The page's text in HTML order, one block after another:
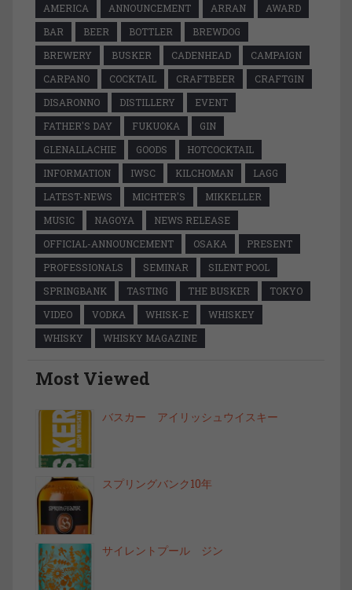
AMERICA ANNOUNCEMENT ARRAN
AWARD
BAR
BEER BOTTLER
BREWDOG
BREWERY
BUSKER CADENHEAD
CAMPAIGN
CARPANO
COCKTAIL CRAFTBEER
CRAFTGIN
DISARONNO
DISTILLERY
EVENT
FATHER'S DAY
FUKUOKA
GIN
GLENALLACHIE
GOODS
HOTCOCKTAIL
INFORMATION
IWSC KILCHOMAN
LAGG
LATEST-NEWS
MICHTER'S
MIKKELLER
MUSIC
NAGOYA
NEWS RELEASE
OFFICIAL-ANNOUNCEMENT
OSAKA
PRESENT
PROFESSIONALS
SEMINAR
SILENT POOL
SPRINGBANK
TASTING THE BUSKER
TOKYO
VIDEO
VODKA WHISK-E
WHISKEY
WHISKY
WHISKY MAGAZINE
Most Viewed
バスカー アイリッシュウイスキー
スプリングバンク10年
サイレントプール ジン